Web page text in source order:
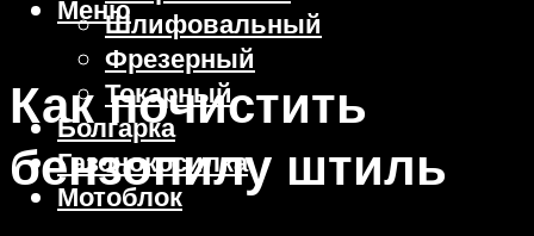
Шлифовальный
Фрезерный
Токарный
Болгарка
Газонокосилка
Мотоблок
Меню
Как почистить
бензопилу штиль